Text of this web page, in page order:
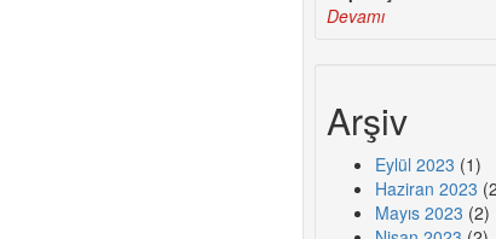
Devamı
Arşiv
Eylül 2023 (1)
Haziran 2023
Mayıs 2023 (2)